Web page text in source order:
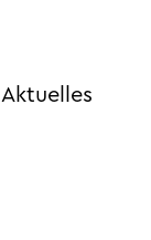
Aktuelles